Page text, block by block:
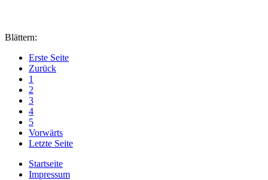
Blättern:
Erste Seite
Zurück
1
2
3
4
5
Vorwärts
Letzte Seite
Startseite
Impressum